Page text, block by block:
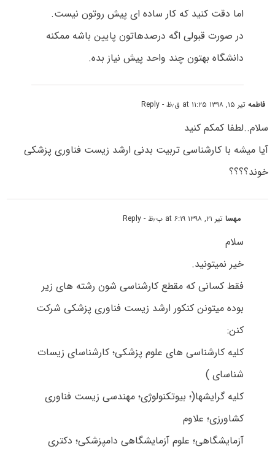
اما دقت کنید که کار ساده ای پیش روتون نیست.
در صورت قبولی اگه درصدهاتون پایین باشه ممکنه
دانشگاه بهتون چند واحد پیش نیاز بده.
فاطمهتیر ۱۵, ۱۳۹۸ at ۱۱:۲۵ ق٫ظ - Reply
سلام..لطفا کمکم کنید
آیا میشه با کارشناسی تربیت بدنی ارشد زیست فناوری پزشکی
خوند؟؟؟؟
مهساتیر ۲۱, ۱۳۹۸ at ۶:۱۹ ب٫ظ - Reply
سلام
خیر نمیتونید.
فقط کسانی که مقطع کارشناسی شون رشته های زیر
بوده میتونن کنکور ارشد زیست فناوری پزشکی شرکت
کنن:
کلیه کارشناسی های علوم پزشکی؛ کارشناسای زیسات
شناسای )
کلیه گرایشها(؛ بیوتکنولوژی؛ مهندسی زیست فناوری
کشاورزی؛ علاوم
آزمایشگاهی؛ علوم آزمایشگاهی دامپزشکی؛ دکتری